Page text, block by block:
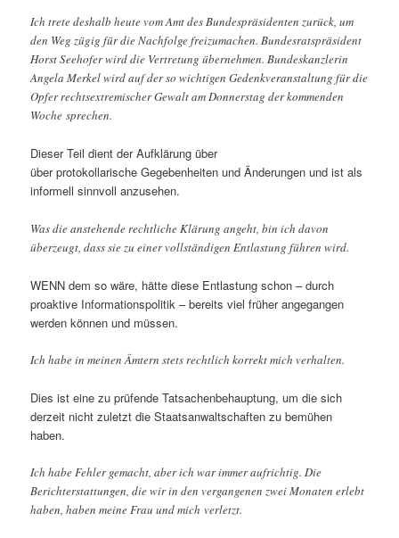
Ich trete deshalb heute vom Amt des Bundespräsidenten zurück, um
den Weg zügig für die Nachfolge freizumachen. Bundesratspräsident
Horst Seehofer wird die Vertretung übernehmen. Bundeskanzlerin
Angela Merkel wird auf der so wichtigen Gedenkveranstaltung für die
Opfer rechtsextremischer Gewalt am Donnerstag der kommenden
Woche sprechen.
Dieser Teil dient der Aufklärung über
über protokollarische Gegebenheiten und Änderungen und ist als
informell sinnvoll anzusehen.
Was die anstehende rechtliche Klärung angeht, bin ich davon
überzeugt, dass sie zu einer vollständigen Entlastung führen wird.
WENN dem so wäre, hätte diese Entlastung schon – durch
proaktive Informationspolitik – bereits viel früher angegangen
werden können und müssen.
Ich habe in meinen Ämtern stets rechtlich korrekt mich verhalten.
Dies ist eine zu prüfende Tatsachenbehauptung, um die sich
derzeit nicht zuletzt die Staatsanwaltschaften zu bemühen
haben.
Ich habe Fehler gemacht, aber ich war immer aufrichtig. Die
Berichterstattungen, die wir in den vergangenen zwei Monaten erlebt
haben, haben meine Frau und mich verletzt.